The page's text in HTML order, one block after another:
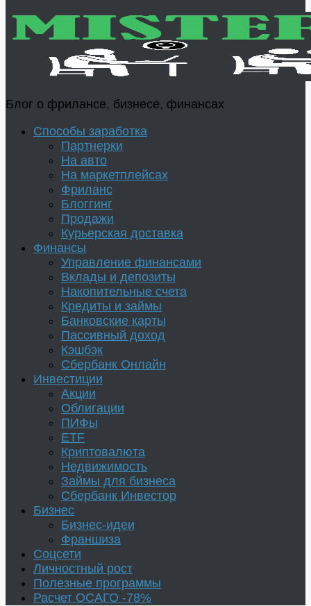
Блог о фрилансе, бизнесе, финансах
Способы заработка
Партнерки
На авто
На маркетплейсах
Фриланс
Блоггинг
Продажи
Курьерская доставка
Финансы
Управление финансами
Вклады и депозиты
Накопительные счета
Кредиты и займы
Банковские карты
Пассивный доход
Кэшбэк
Сбербанк Онлайн
Инвестиции
Акции
Облигации
ПИФы
ETF
Криптовалюта
Недвижимость
Займы для бизнеса
Сбербанк Инвестор
Бизнес
Бизнес-идеи
Франшиза
Соцсети
Личностный рост
Полезные программы
Расчет ОСАГО -78%